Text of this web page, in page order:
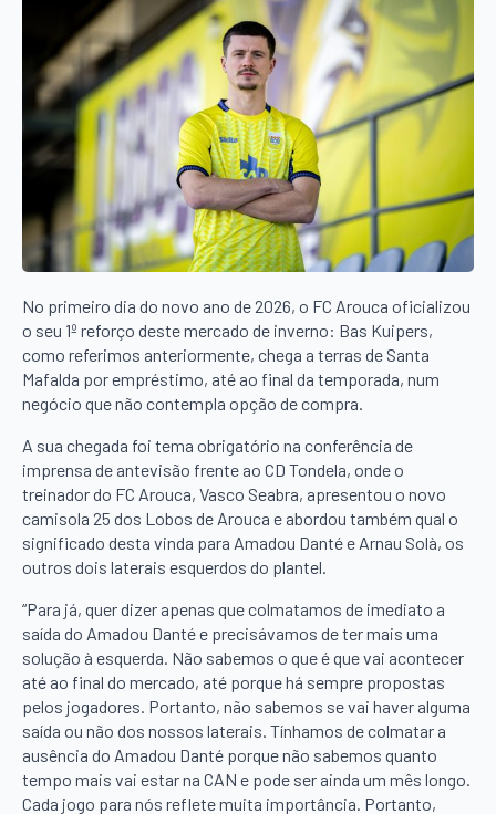
No primeiro dia do novo ano de 2026, o FC Arouca oficializou
o seu 1º reforço deste mercado de inverno: Bas Kuipers,
como referimos anteriormente, chega a terras de Santa
Mafalda por empréstimo, até ao final da temporada, num
negócio que não contempla opção de compra.
A sua chegada foi tema obrigatório na conferência de
imprensa de antevisão frente ao CD Tondela, onde o
treinador do FC Arouca, Vasco Seabra, apresentou o novo
camisola 25 dos Lobos de Arouca e abordou também qual o
significado desta vinda para Amadou Danté e Arnau Solà, os
outros dois laterais esquerdos do plantel.
“Para já, quer dizer apenas que colmatamos de imediato a
saída do Amadou Danté e precisávamos de ter mais uma
solução à esquerda. Não sabemos o que é que vai acontecer
até ao final do mercado, até porque há sempre propostas
pelos jogadores. Portanto, não sabemos se vai haver alguma
saída ou não dos nossos laterais. Tínhamos de colmatar a
ausência do Amadou Danté porque não sabemos quanto
tempo mais vai estar na CAN e pode ser ainda um mês longo.
Cada jogo para nós reflete muita importância. Portanto,